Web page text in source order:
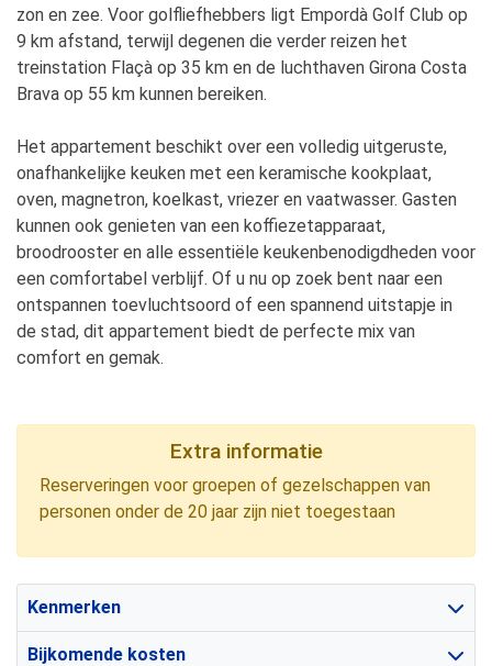
zon en zee. Voor golfliefhebbers ligt Empordà Golf Club op
9 km afstand, terwijl degenen die verder reizen het
treinstation Flaçà op 35 km en de luchthaven Girona Costa
Brava op 55 km kunnen bereiken.
Het appartement beschikt over een volledig uitgeruste,
onafhankelijke keuken met een keramische kookplaat,
oven, magnetron, koelkast, vriezer en vaatwasser. Gasten
kunnen ook genieten van een koffiezetapparaat,
broodrooster en alle essentiële keukenbenodigdheden voor
een comfortabel verblijf. Of u nu op zoek bent naar een
ontspannen toevluchtsoord of een spannend uitstapje in
de stad, dit appartement biedt de perfecte mix van
comfort en gemak.
Extra informatie
Reserveringen voor groepen of gezelschappen van
personen onder de 20 jaar zijn niet toegestaan
Kenmerken
Bijkomende kosten